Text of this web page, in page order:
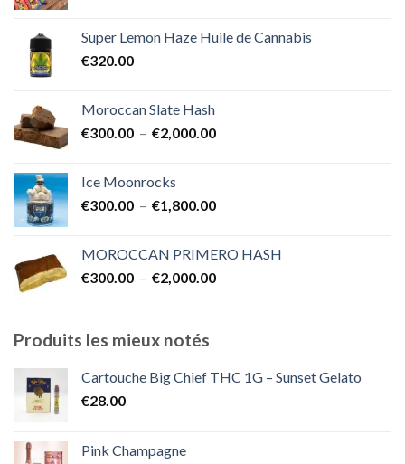
€350.00
Super Lemon Haze Huile de Cannabis
€320.00
Moroccan Slate Hash
€300.00 – €2,000.00Plage
à
Ice Moonrocks
€300.00 – €1,800.00Plage
€300.00
à
MOROCCAN PRIMERO HASH
€300.00 – €2,000.00Plage
€2,000.00
Produits les mieux notés
Cartouche Big Chief THC 1G – Sunset Gelato
€28.00
Pink Champagne